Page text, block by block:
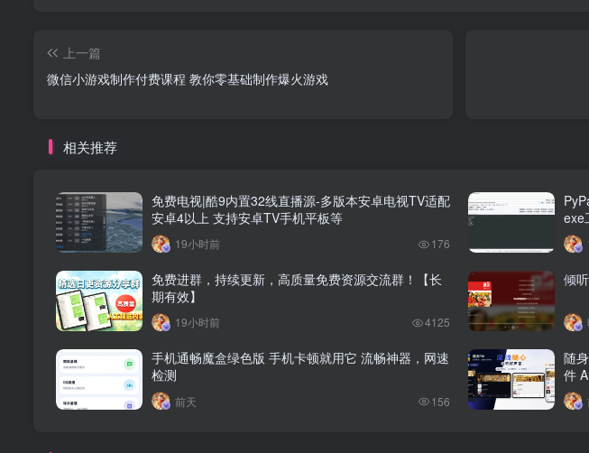
上一篇
微信小游戏制作付费课程 教你零基础制作爆火游戏
相关推荐
免费电视|酷9内置32线直播源-多版本安卓电视TV适配
安卓4以上 支持安卓TV手机平板等
19小时前 176
exe
免费进群，持续更新，高质量免费资源交流群！【长
期有效】
19小时前 4125
倾
手机通畅魔盒绿色版 手机卡顿就用它 流畅神器，网速
检测
前天 156
随
件